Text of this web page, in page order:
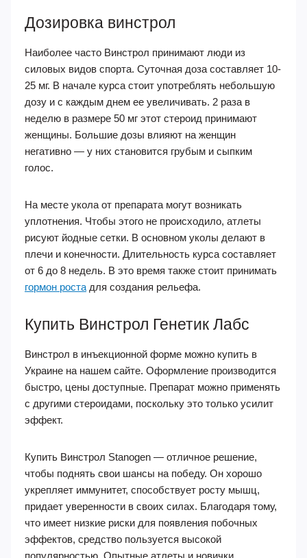
Дозировка винстрол
Наиболее часто Винстрол принимают люди из
силовых видов спорта. Суточная доза составляет 10-
25 мг. В начале курса стоит употреблять небольшую
дозу и с каждым днем ее увеличивать. 2 раза в
неделю в размере 50 мг этот стероид принимают
женщины. Большие дозы влияют на женщин
негативно — у них становится грубым и сыпким
голос.
На месте укола от препарата могут возникать
уплотнения. Чтобы этого не происходило, атлеты
рисуют йодные сетки. В основном уколы делают в
плечи и конечности. Длительность курса составляет
от 6 до 8 недель. В это время также стоит принимать
гормон роста для создания рельефа.
Купить Винстрол Генетик Лабс
Винстрол в инъекционной форме можно купить в
Украине на нашем сайте. Оформление производится
быстро, цены доступные. Препарат можно применять
с другими стероидами, поскольку это только усилит
эффект.
Купить Винстрол Stanogen — отличное решение,
чтобы поднять свои шансы на победу. Он хорошо
укрепляет иммунитет, способствует росту мышц,
придает уверенности в своих силах. Благодаря тому,
что имеет низкие риски для появления побочных
эффектов, средство пользуется высокой
популярностью. Опытные атлеты и новички